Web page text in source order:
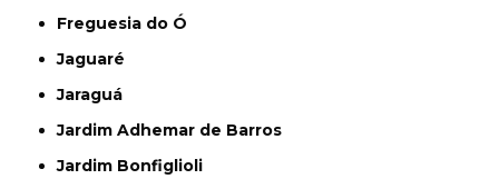
Freguesia do Ó
Jaguaré
Jaraguá
Jardim Adhemar de Barros
Jardim Bonfiglioli